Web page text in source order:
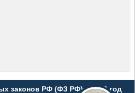
законов РФ (ФЗ РФ)», 2026 год